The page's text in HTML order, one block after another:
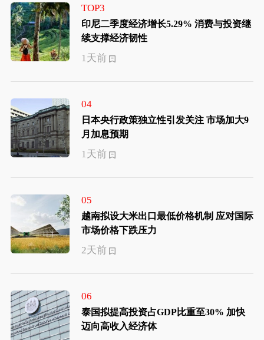
TOP3
印尼二季度经济增长5.29% 消费与投资继
续支撑经济韧性
1天前
04
日本央行政策独立性引发关注 市场加大9
月加息预期
1天前
05
越南拟设大米出口最低价格机制 应对国际
市场价格下跌压力
2天前
06
泰国拟提高投资占GDP比重至30% 加快
迈向高收入经济体